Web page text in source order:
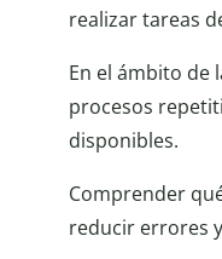
realizar tareas
En el ámbito de
procesos
disponibles.
Comprender
reducir errores